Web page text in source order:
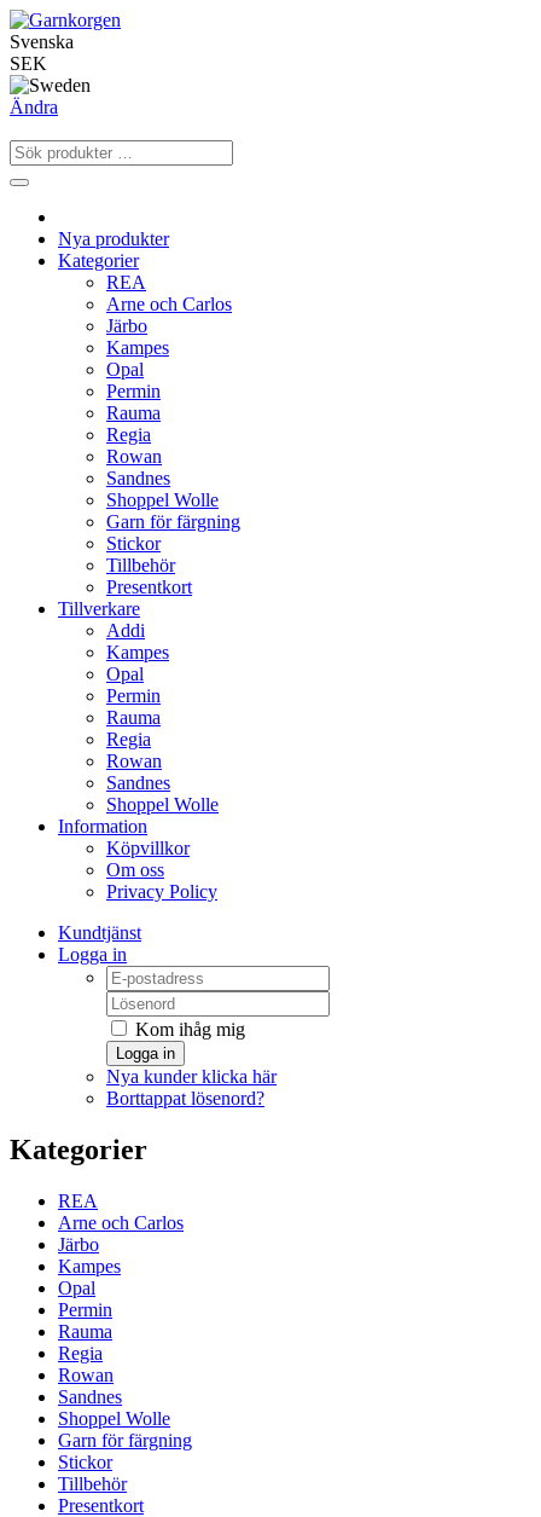
Svenska
SEK
Ändra
Nya produkter
Kategorier
REA
Arne och Carlos
Järbo
Kampes
Opal
Permin
Rauma
Regia
Rowan
Sandnes
Shoppel Wolle
Garn för färgning
Stickor
Tillbehör
Presentkort
Tillverkare
Addi
Kampes
Opal
Permin
Rauma
Regia
Rowan
Sandnes
Shoppel Wolle
Information
Köpvillkor
Om oss
Privacy Policy
Kundtjänst
Logga in
Kom ihåg mig
Logga in
Nya kunder klicka här
Borttappat lösenord?
Kategorier
REA
Arne och Carlos
Järbo
Kampes
Opal
Permin
Rauma
Regia
Rowan
Sandnes
Shoppel Wolle
Garn för färgning
Stickor
Tillbehör
Presentkort